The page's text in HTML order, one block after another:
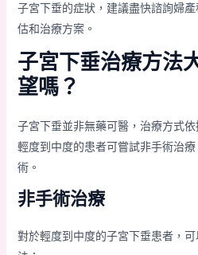
子宮下垂的症狀，建議盡快諮詢婦
估和治療方案。
子宮下垂治療方法
望嗎？
子宮下垂並非無藥可醫，治療方式
輕度到中度的患者可嘗試非手術治
術。
非手術治療
對於輕度到中度的子宮下垂患者，